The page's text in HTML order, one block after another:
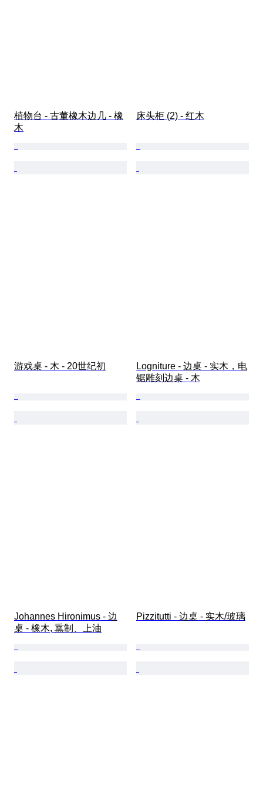
植物台 - 古董橡木边几 - 橡
木
床头柜 (2) - 红木
游戏桌 - 木 - 20世纪初
Logniture - 边桌 - 实木，电
锯雕刻边桌 - 木
Johannes Hironimus - 边
桌 - 橡木, 熏制、上油
Pizzitutti - 边桌 - 实木/玻璃